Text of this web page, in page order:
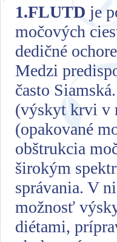
1.FLUTD je
močových
dedičné
Medzi
často
(výskyt krvi v
(opakované
obštrukcia
širokým
správania. V
možnosť
diétami,